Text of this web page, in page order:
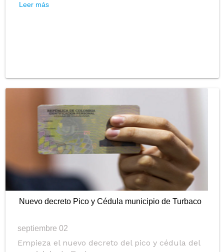
Leer más
Nuevo decreto Pico y Cédula municipio de Turbaco
septiembre 02
Empieza el nuevo decreto del pico y cédula del